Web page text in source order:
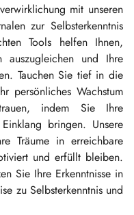
mit unseren
zur Selbsterkenntnis
Tools helfen Ihnen,
auszugleichen und Ihre
Tauchen Sie tief in die
persönliches Wachstum
indem Sie Ihre
bringen. Unsere
Träume in erreichbare
und erfüllt bleiben.
Sie Ihre Erkenntnisse in
zu Selbsterkenntnis und